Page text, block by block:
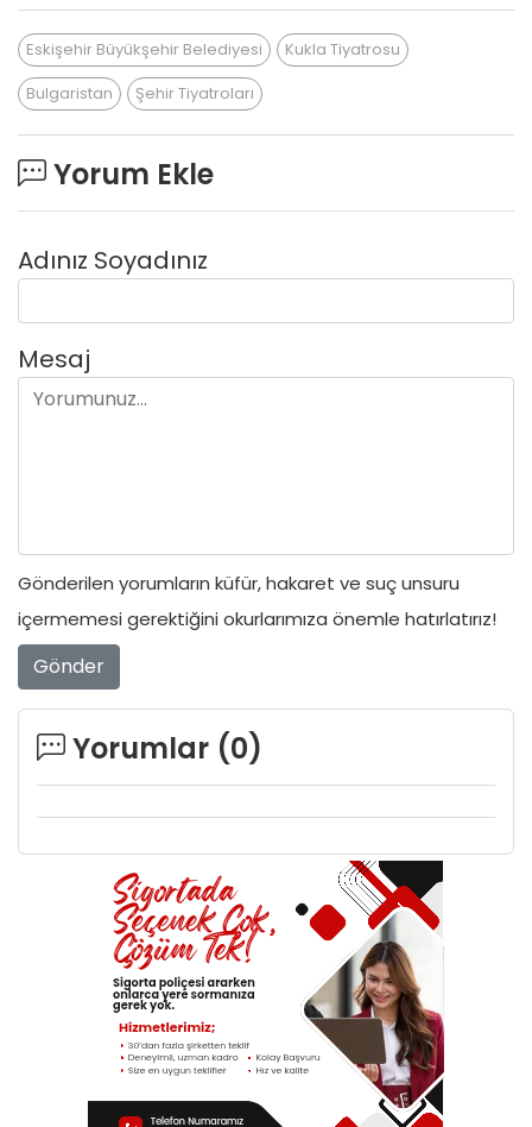
Eskişehir Büyükşehir Belediyesi
Kukla Tiyatrosu
Bulgaristan
Şehir Tiyatroları
Yorum Ekle
Adınız Soyadınız
Mesaj
Gönderilen yorumların küfür, hakaret ve suç unsuru
içermemesi gerektiğini okurlarımıza önemle hatırlatırız!
Gönder
Yorumlar (0)